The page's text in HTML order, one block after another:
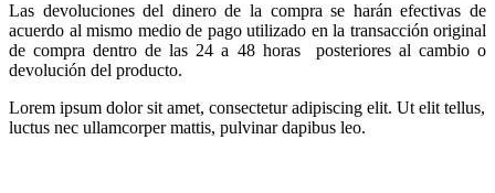
Las devoluciones del dinero de la compra se harán efectivas de
acuerdo al mismo medio de pago utilizado en la transacción original
de compra dentro de las 24 a 48 horas posteriores al cambio o
devolución del producto.
Lorem ipsum dolor sit amet, consectetur adipiscing elit. Ut elit tellus,
luctus nec ullamcorper mattis, pulvinar dapibus leo.